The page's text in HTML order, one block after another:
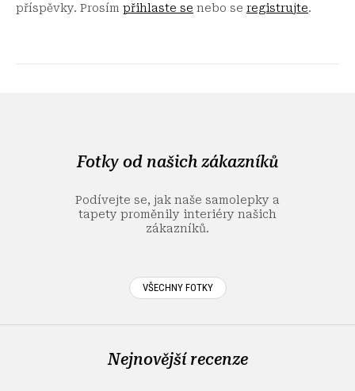
příspěvky. Prosím přihlaste se nebo se registrujte.
Fotky od našich zákazníků
Podívejte se, jak naše samolepky a
tapety proměnily interiéry našich
zákazníků.
VŠECHNY FOTKY
Nejnovější recenze